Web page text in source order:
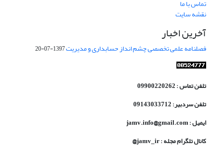
تماس با ما
نقشه سایت
آخرین اخبار
فصلنامه علمی تخصصی چشم انداز حسابداری و مدیریت1397-07-20
تلفن تماس : 09900220262
تلفن سردبیر: 09143033712
ایمیل : jamv.info@gmail.com
کانال تلگرام مجله : jamv_ir@